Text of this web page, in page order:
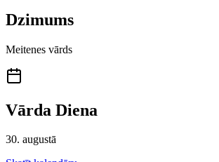
Dzimums
Meitenes vārds
Vārda Diena
30. augustā